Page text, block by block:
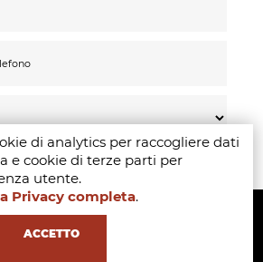
di analytics per raccogliere dati
e cookie di terze parti per
utente.
Privacy completa.
ACCETTO
2016/679, confermo di aver
acconsentito
dati ai fini di ricevere
e offerte
Milano Fashion Institute - Via Durando 38 -